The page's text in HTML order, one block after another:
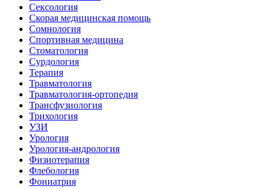
Сексология
Скорая медицинская помощь
Сомнология
Спортивная медицина
Стоматология
Сурдология
Терапия
Травматология
Травматология-ортопедия
Трансфузиология
Трихология
УЗИ
Урология
Урология-андрология
Физиотерапия
Флебология
Фониатрия